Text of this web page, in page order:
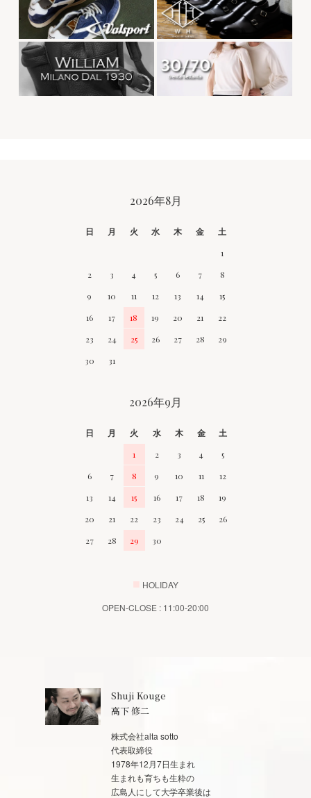
2026年8月
日 月 火 水 木 金
土
1
2
3 4 5 6 7
8
9
10 11 12 13 14
15
16
17 18 19 20 21
22
23
24 25 26 27 28
29
30
31
2026年9月
日 月 火 水 木 金
土
1
2 3 4
5
6
7 8 9 10 11
12
13
14 15 16 17 18
19
20
21 22 23 24 25
26
27
28 29 30
HOLIDAY
OPEN-CLOSE : 11:00-20:00
Shuji Kouge
高下 修二
株式会社alta sotto
代表取締役
1978年12月7日生まれ
生まれも育ちも生粋の
広島人にして大学卒業後は